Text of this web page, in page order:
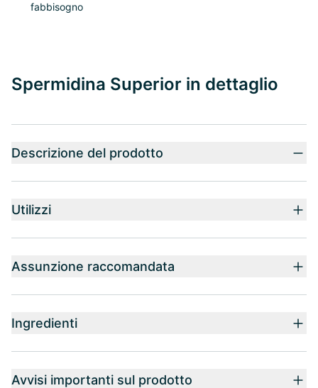
fabbisogno
Spermidina Superior in dettaglio
Descrizione del prodotto
Utilizzi
Assunzione raccomandata
Ingredienti
Avvisi importanti sul prodotto